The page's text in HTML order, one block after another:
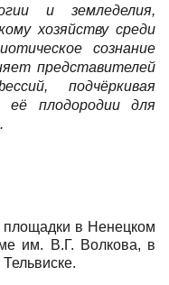
и земледелия,
хозяйству среди
сознание
представителей
подчёркивая
плодородии для
площадки в Ненецком
им. В.Г. Волкова, в